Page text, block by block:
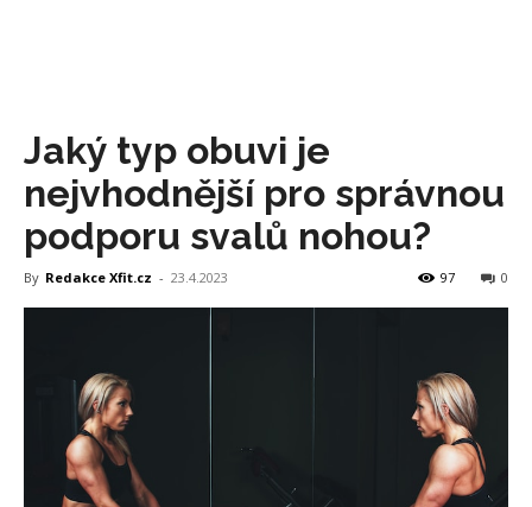
Jaký typ obuvi je
nejvhodnější pro správnou
podporu svalů nohou?
By Redakce Xfit.cz - 23.4.2023 0
97